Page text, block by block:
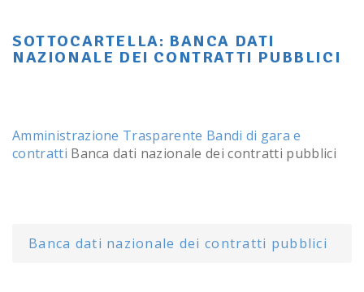
SOTTOCARTELLA: BANCA DATI
NAZIONALE DEI CONTRATTI PUBBLICI
Amministrazione Trasparente Bandi di gara e
contratti Banca dati nazionale dei contratti pubblici
Banca dati nazionale dei contratti pubblici